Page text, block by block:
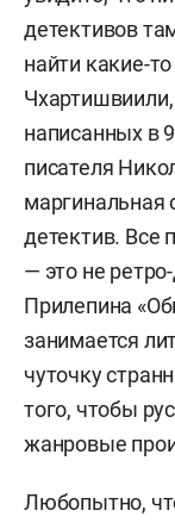
детективов
найти какие-
написанных в
писателя
маргинальная
детектив. Все
— это не
Прилепина
занимается
чуточку
того, чтобы
жанровые
Любопытно,